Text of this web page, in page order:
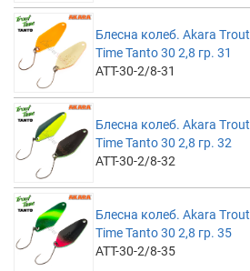
Блесна колеб. Akara Trout
Time Tanto 30 2,8 гр. 31
ATT-30-2/8-31
Блесна колеб. Akara Trout
Time Tanto 30 2,8 гр. 32
ATT-30-2/8-32
Блесна колеб. Akara Trout
Time Tanto 30 2,8 гр. 35
ATT-30-2/8-35